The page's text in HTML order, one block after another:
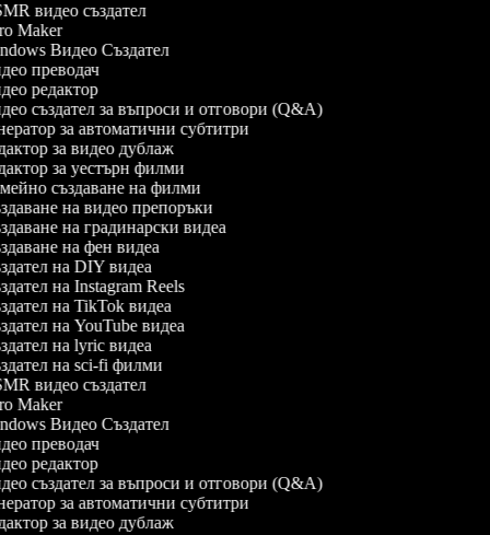
видео създател
Maker
Видео Създател
преводач
редактор
създател за въпроси и отговори (Q&A)
за автоматични субтитри
за видео дублаж
за уестърн филми
създаване на филми
на видео препоръки
на градинарски видеа
на фен видеа
на DIY видеа
на Instagram Reels
на TikTok видеа
на YouTube видеа
на lyric видеа
на sci-fi филми
видео създател
Maker
Видео Създател
преводач
редактор
създател за въпроси и отговори (Q&A)
за автоматични субтитри
за видео дублаж